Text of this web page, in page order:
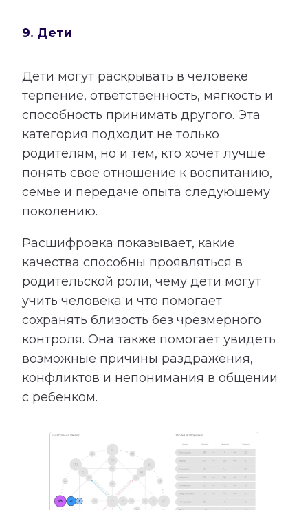
9. Дети
Дети могут раскрывать в человеке
терпение, ответственность, мягкость и
способность принимать другого. Эта
категория подходит не только
родителям, но и тем, кто хочет лучше
понять свое отношение к воспитанию,
семье и передаче опыта следующему
поколению.
Расшифровка показывает, какие
качества способны проявляться в
родительской роли, чему дети могут
учить человека и что помогает
сохранять близость без чрезмерного
контроля. Она также помогает увидеть
возможные причины раздражения,
конфликтов и непонимания в общении
с ребенком.